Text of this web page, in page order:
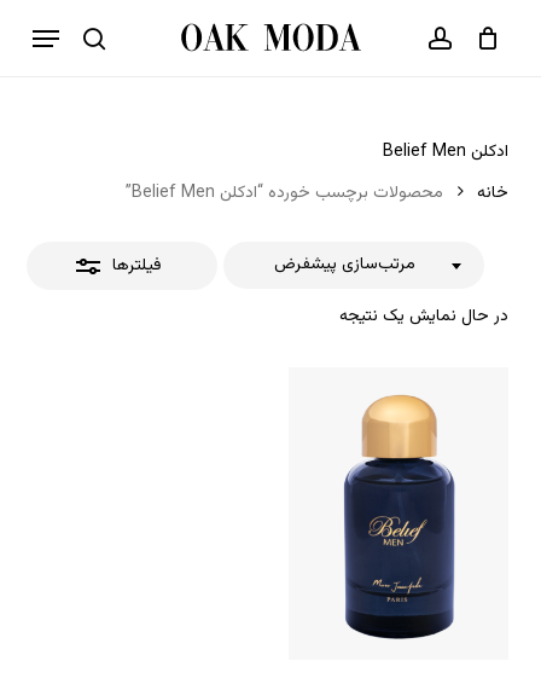
جستجو حساب کاربری
فهرست
سبد خرید بستن
ادکلن Belief Men
خانه
محصولات برچسب خورده “ادکلن Belief Men”
فیلترها
در حال نمایش یک نتیجه
مرتب‌سازی پیشفرض
بستن